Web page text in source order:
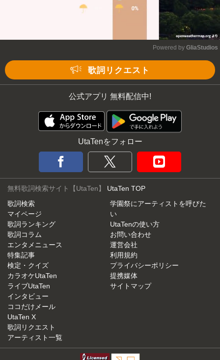
Powered by GliaStudios
歌詞リクエスト
公式アプリ 無料配信中!
UtaTenをフォロー
無料歌詞検索サイト【UtaTen】 UtaTen TOP
歌詞検索
マイページ
歌詞ランキング
歌詞コラム
エンタメニュース
特集記事
検定・クイズ
カラオケUtaTen
ライブUtaTen
インタビュー
ココだけメール
UtaTen X
歌詞リクエスト
アーティスト一覧
学園祭にアーティストを呼びた
い
UtaTenの使い方
お問い合わせ
運営会社
利用規約
プライバシーポリシー
提携媒体
サイトマップ